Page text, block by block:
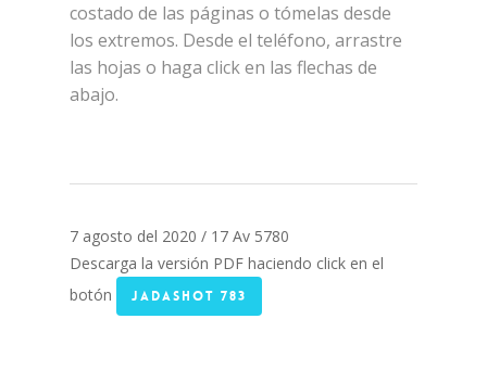
costado de las páginas o tómelas desde
los extremos. Desde el teléfono, arrastre
las hojas o haga click en las flechas de
abajo.
7 agosto del 2020 / 17 Av 5780
Descarga la versión PDF haciendo click en el
botón
JADASHOT 783